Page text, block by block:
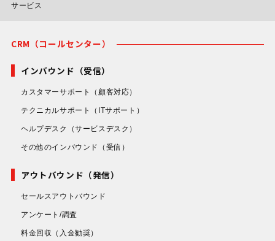
サービス
CRM（コールセンター）
インバウンド（受信）
カスタマーサポート （顧客対応）
テクニカルサポート （ITサポート）
ヘルプデスク （サービスデスク）
その他のインバウンド （受信）
アウトバウンド（発信）
セールスアウトバウンド
アンケート/調査
料金回収 （入金勧奨）